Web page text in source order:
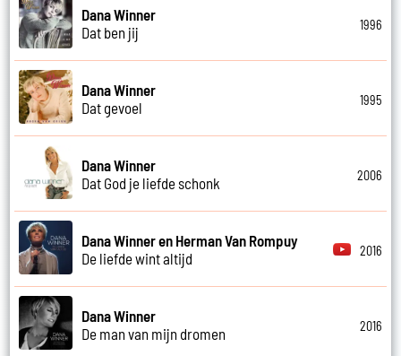
Dana Winner
Dat ben jij
1996
Dana Winner
Dat gevoel
1995
Dana Winner
Dat God je liefde schonk
2006
Dana Winner en Herman Van Rompuy
De liefde wint altijd
2016
Dana Winner
De man van mijn dromen
2016